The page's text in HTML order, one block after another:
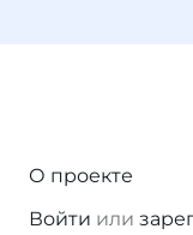
О проекте
Войти или